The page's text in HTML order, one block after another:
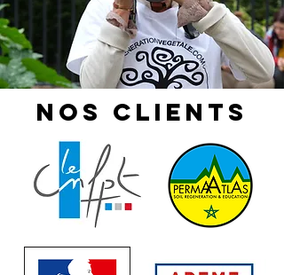
NOS clients